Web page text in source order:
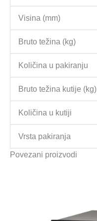
Visina (mm)
Bruto težina (kg)
Količina u pakiranju
Bruto težina kutije (kg)
Količina u kutiji
Vrsta pakiranja
Povezani proizvodi